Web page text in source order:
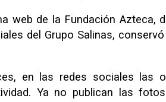
web de la Fundación Azteca,
del Grupo Salinas,
en las redes sociales las
Ya no publican las